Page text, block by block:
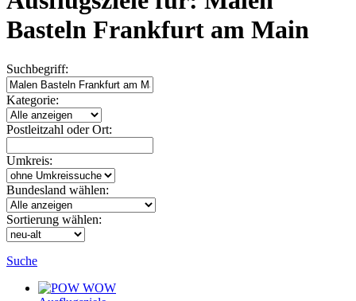
Basteln Frankfurt am Main
Suchbegriff:
Kategorie:
Postleitzahl oder Ort:
Umkreis:
Bundesland wählen:
Sortierung wählen:
Suche